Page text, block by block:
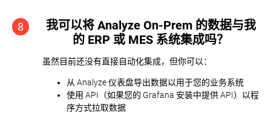
8
我可以将 Analyze On-Prem 的数据与我
的 ERP 或 MES 系统集成吗？
虽然目前还没有直接自动化集成，但你可以：
从 Analyze 仪表盘导出数据以用于您的业务系统
使用 API（如果您的 Grafana 安装中提供 API）以程
序方式拉取数据